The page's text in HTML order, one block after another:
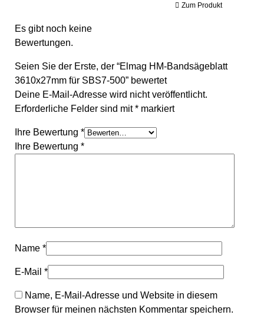
Zum Produkt
Es gibt noch keine
Bewertungen.
Seien Sie der Erste, der “Elmag HM-Bandsägeblatt
3610x27mm für SBS7-500” bewertet
Deine E-Mail-Adresse wird nicht veröffentlicht.
Erforderliche Felder sind mit* markiert
Ihre Bewertung *
Ihre Bewertung *
Name *
E-Mail *
Name, E-Mail-Adresse und Website in diesem
Browser für meinen nächsten Kommentar speichern.